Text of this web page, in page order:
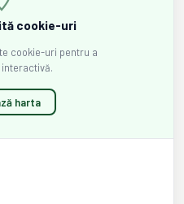
cookie-uri
cookie-uri pentru a
harta